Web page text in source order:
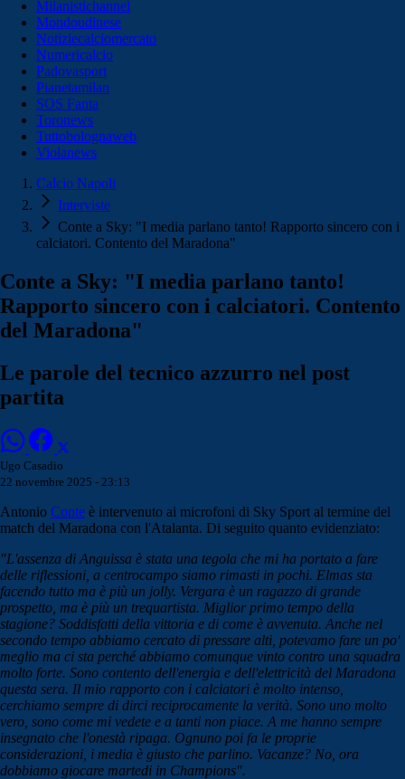
Milanistichannel
Mondoudinese
Notiziecalciomercato
Numericalcio
Padovasport
Pianetamilan
SOS Fanta
Toronews
Tuttobolognaweb
Violanews
Calcio Napoli
Interviste
Conte a Sky: "I media parlano tanto! Rapporto sincero con i
calciatori. Contento del Maradona"
Conte a Sky: "I media parlano tanto!
Rapporto sincero con i calciatori. Contento
del Maradona"
Le parole del tecnico azzurro nel post
partita
Ugo Casadio
22 novembre 2025 - 23:13
Antonio Conte è intervenuto ai microfoni di Sky Sport al termine del
match del Maradona con l'Atalanta. Di seguito quanto evidenziato:
"L'assenza di Anguissa è stata una tegola che mi ha portato a fare
delle riflessioni, a centrocampo siamo rimasti in pochi. Elmas sta
facendo tutto ma è più un jolly. Vergara è un ragazzo di grande
prospetto, ma è più un trequartista. Miglior primo tempo della
stagione? Soddisfatti della vittoria e di come è avvenuta. Anche nel
secondo tempo abbiamo cercato di pressare alti, potevamo fare un po'
meglio ma ci sta perché abbiamo comunque vinto contro una squadra
molto forte. Sono contento dell'energia e dell'elettricità del Maradona
questa sera. Il mio rapporto con i calciatori è molto intenso,
cerchiamo sempre di dirci reciprocamente la verità. Sono uno molto
vero, sono come mi vedete e a tanti non piace. A me hanno sempre
insegnato che l'onestà ripaga. Ognuno poi fa le proprie
considerazioni, i media è giusto che parlino. Vacanze? No, ora
dobbiamo giocare martedi in Champions".